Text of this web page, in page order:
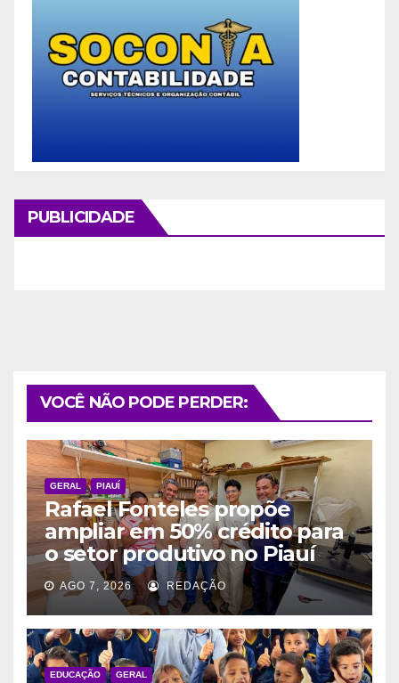
PUBLICIDADE
VOCÊ NÃO PODE PERDER:
GERAL PIAUÍ
Rafael Fonteles propõe
ampliar em 50% crédito para
o setor produtivo no Piauí
AGO 7, 2026 REDAÇÃO
EDUCAÇÃO GERAL